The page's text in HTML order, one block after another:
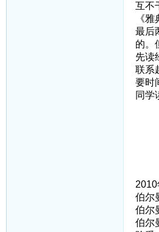
互不
《
最后
的。
先读
联系
要时
同学
2010
伯尔
伯尔
伯尔